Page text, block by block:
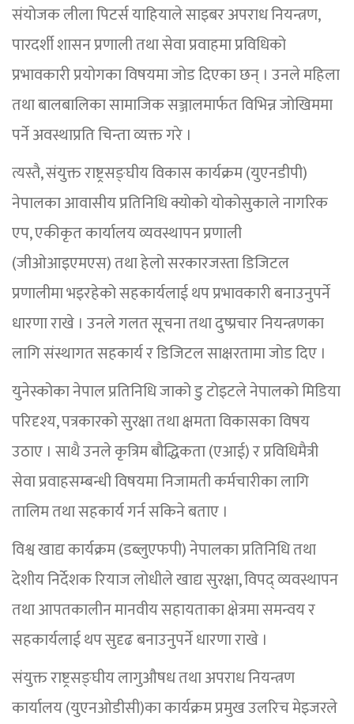
संयोजक लीला पिटर्स याहियाले साइबर अपराध नियन्त्रण,
पारदर्शी शासन प्रणाली तथा सेवा प्रवाहमा प्रविधिको
प्रभावकारी प्रयोगका विषयमा जोड दिएका छन् । उनले महिला
तथा बालबालिका सामाजिक सञ्जालमार्फत विभिन्न जोखिममा
पर्ने अवस्थाप्रति चिन्ता व्यक्त गरे ।
त्यस्तै, संयुक्त राष्ट्रसङ्घीय विकास कार्यक्रम (युएनडीपी)
नेपालका आवासीय प्रतिनिधि क्योको योकोसुकाले नागरिक
एप, एकीकृत कार्यालय व्यवस्थापन प्रणाली
(जीओआइएमएस) तथा हेलो सरकारजस्ता डिजिटल
प्रणालीमा भइरहेको सहकार्यलाई थप प्रभावकारी बनाउनुपर्ने
धारणा राखे । उनले गलत सूचना तथा दुष्प्रचार नियन्त्रणका
लागि संस्थागत सहकार्य र डिजिटल साक्षरतामा जोड दिए ।
युनेस्कोका नेपाल प्रतिनिधि जाको डु टोइटले नेपालको मिडिया
परिदृश्य, पत्रकारको सुरक्षा तथा क्षमता विकासका विषय
उठाए । साथै उनले कृत्रिम बौद्धिकता (एआई) र प्रविधिमैत्री
सेवा प्रवाहसम्बन्धी विषयमा निजामती कर्मचारीका लागि
तालिम तथा सहकार्य गर्न सकिने बताए ।
विश्व खाद्य कार्यक्रम (डब्लुएफपी) नेपालका प्रतिनिधि तथा
देशीय निर्देशक रियाज लोधीले खाद्य सुरक्षा, विपद् व्यवस्थापन
तथा आपतकालीन मानवीय सहायताका क्षेत्रमा समन्वय र
सहकार्यलाई थप सुदृढ बनाउनुपर्ने धारणा राखे ।
संयुक्त राष्ट्रसङ्घीय लागुऔषध तथा अपराध नियन्त्रण
कार्यालय (युएनओडीसी)का कार्यक्रम प्रमुख उलरिच मेइजरले